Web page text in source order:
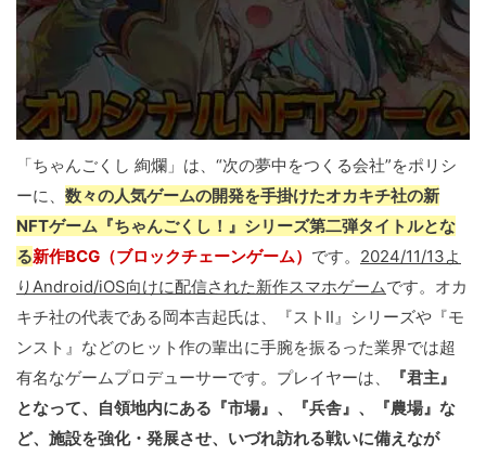
「ちゃんごくし 絢爛」は、“次の夢中をつくる会社”をポリシ
ーに、 数々の人気ゲームの開発を手掛けたオカキチ社の新
NFTゲーム『ちゃんごくし！』シリーズ第二弾タイトルとな
る新作BCG（ブロックチェーンゲーム） です。 2024/11/13よ
りAndroid/iOS向けに配信された新作スマホゲームです。オカ
キチ社の代表である岡本吉起氏は、『ストII』シリーズや『モ
ンスト』などのヒット作の輩出に手腕を振るった業界では超
有名なゲームプロデューサーです。プレイヤーは、
『君主』
となって、自領地内にある『市場』、『兵舎』、『農場』な
ど、施設を強化・発展させ、いづれ訪れる戦いに備えなが